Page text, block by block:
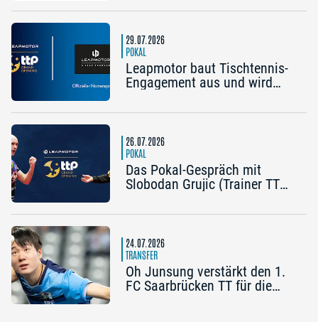
(Trainer TTC Schwalbe
die frühe Chance auf etwas
Besonderes“
29.07.2026
POKAL
Leapmotor baut Tischtennis-
Engagement aus und wird
Grand Opening 2026 in
26.07.2026
POKAL
Das Pokal-Gespräch mit
Slobodan Grujic (Trainer TTC
Bad Homburg) und Daniel
Königshofen): „Es kann viel
passieren“
24.07.2026
TRANSFER
Oh Junsung verstärkt den 1.
FC Saarbrücken TT für die